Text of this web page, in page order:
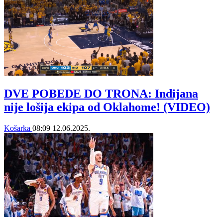
DVE POBEDE DO TRONA: Indijana
nije lošija ekipa od Oklahome! (VIDEO)
Košarka 08:09 12.06.2025.